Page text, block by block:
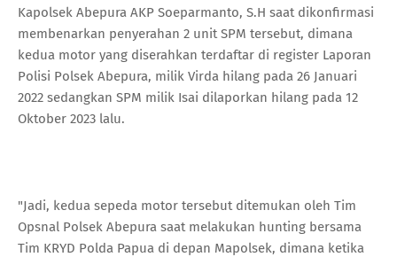
Kapolsek Abepura AKP Soeparmanto, S.H saat dikonfirmasi
membenarkan penyerahan 2 unit SPM tersebut, dimana
kedua motor yang diserahkan terdaftar di register Laporan
Polisi Polsek Abepura, milik Virda hilang pada 26 Januari
2022 sedangkan SPM milik Isai dilaporkan hilang pada 12
Oktober 2023 lalu.
"Jadi, kedua sepeda motor tersebut ditemukan oleh Tim
Opsnal Polsek Abepura saat melakukan hunting bersama
Tim KRYD Polda Papua di depan Mapolsek, dimana ketika